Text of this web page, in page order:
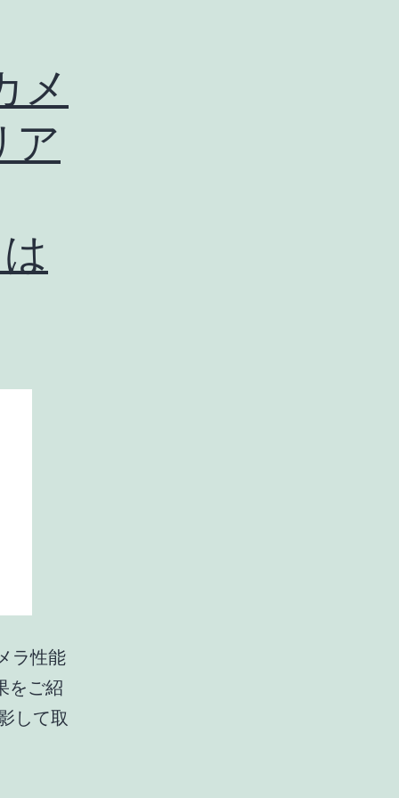
メ
ア
ラ性能
をご紹
して取